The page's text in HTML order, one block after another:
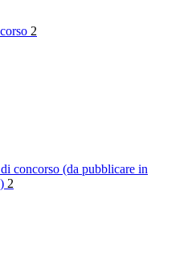
2
concorso (da pubblicare in
2